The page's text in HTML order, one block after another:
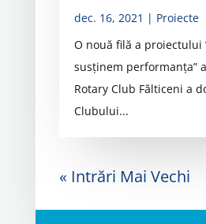
dec. 16, 2021 | Proiecte
O nouă filă a proiectului
susținem performanța”
Rotary Club Fălticeni a
Clubului...
« Intrări Mai Vechi